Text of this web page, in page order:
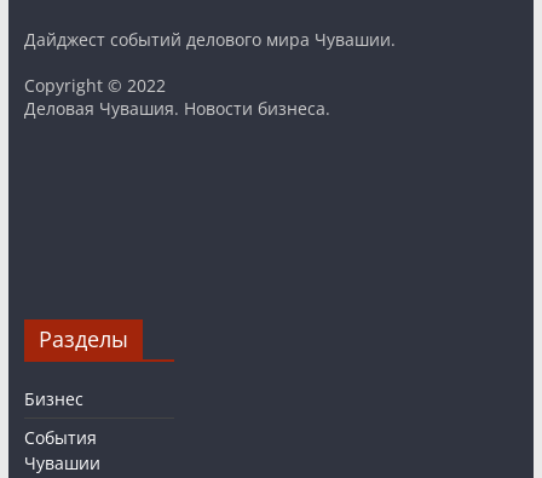
Дайджест событий делового мира Чувашии.
Copyright © 2022
Деловая Чувашия. Новости бизнеса.
Разделы
Бизнес
События
Чувашии